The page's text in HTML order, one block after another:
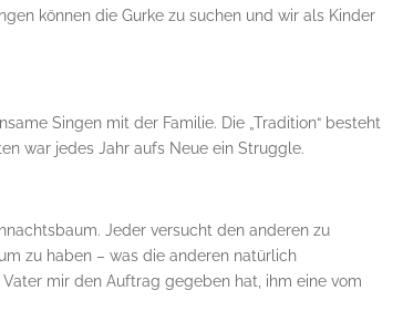
können die Gurke zu suchen und wir als Kinder
Singen mit der Familie. Die „Tradition“ besteht
war jedes Jahr aufs Neue ein Struggle.
Jeder versucht den anderen zu
zu haben – was die anderen natürlich
mir den Auftrag gegeben hat, ihm eine vom